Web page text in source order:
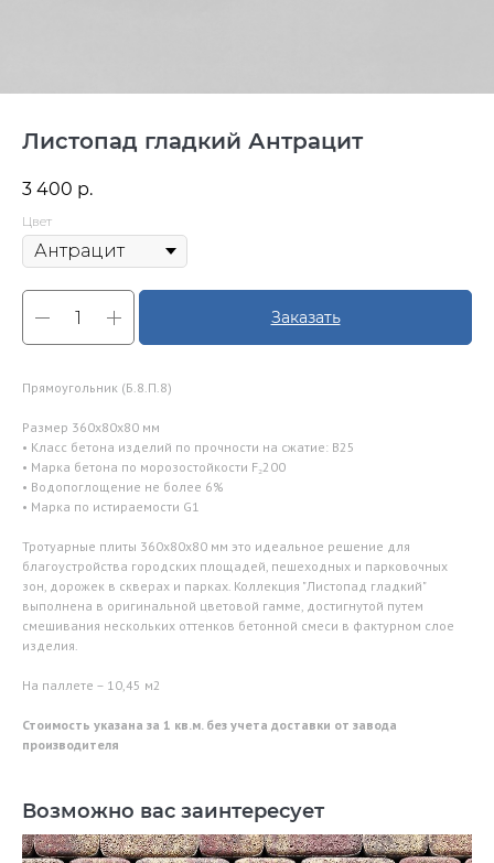
Листопад гладкий Антрацит
3 400 р.
Цвет
Заказать
Прямоугольник (Б.8.П.8)
Размер 360х80х80 мм
• Класс бетона изделий по прочности на сжатие: B25
• Марка бетона по морозостойкости F₂200
• Водопоглощение не более 6%
• Марка по истираемости G1
Тротуарные плиты 360х80х80 мм это идеальное решение для
благоустройства городских площадей, пешеходных и парковочных
зон, дорожек в скверах и парках. Коллекция "Листопад гладкий"
выполнена в оригинальной цветовой гамме, достигнутой путем
смешивания нескольких оттенков бетонной смеси в фактурном слое
изделия.
На паллете – 10,45 м2
Стоимость указана за 1 кв.м. без учета доставки от завода
производителя
Возможно вас заинтересует